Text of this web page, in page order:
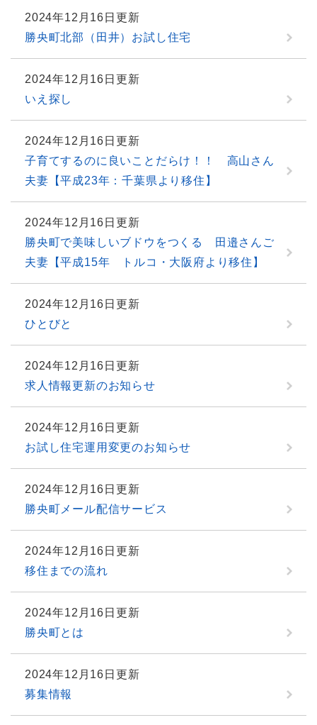
2024年12月16日更新
勝央町北部（田井）お試し住宅
2024年12月16日更新
いえ探し
2024年12月16日更新
子育てするのに良いことだらけ！！ 高山さん
夫妻【平成23年：千葉県より移住】
2024年12月16日更新
勝央町で美味しいブドウをつくる 田邉さんご
夫妻【平成15年 トルコ・大阪府より移住】
2024年12月16日更新
ひとびと
2024年12月16日更新
求人情報更新のお知らせ
2024年12月16日更新
お試し住宅運用変更のお知らせ
2024年12月16日更新
勝央町メール配信サービス
2024年12月16日更新
移住までの流れ
2024年12月16日更新
勝央町とは
2024年12月16日更新
募集情報